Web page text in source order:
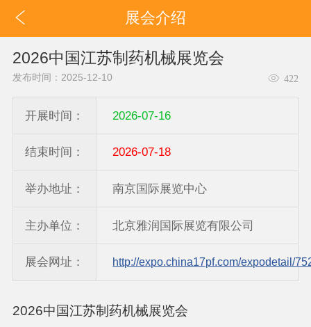
展会介绍
2026中国江苏制药机械展览会
发布时间：2025-12-10 422
开展时间： 2026-07-16
结束时间： 2026-07-18
举办地址： 南京国际展览中心
主办单位： 北京雅润国际展览有限公司
展会网址： http://expo.china17pf.com/expodetail/
2026中国江苏制药机械展览会